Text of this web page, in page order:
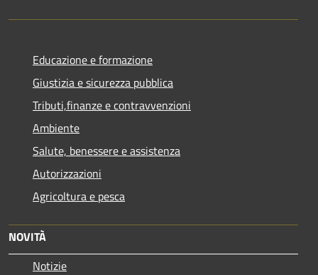
Educazione e formazione
Giustizia e sicurezza pubblica
Tributi,finanze e contravvenzioni
Ambiente
Salute, benessere e assistenza
Autorizzazioni
Agricoltura e pesca
NOVITÀ
Notizie